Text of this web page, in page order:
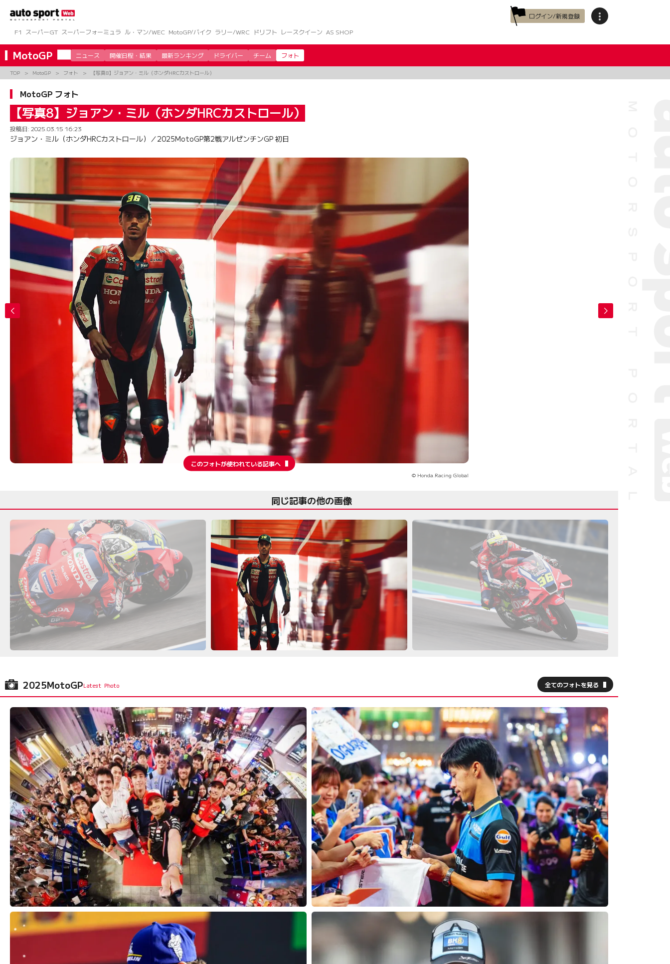
ツ
へ
ス
キ
ッ
ログイン/新規登録
F1
スーパーGT スーパーフォーミュラ ル・マン/WEC MotoGP/バイク ラリー/WRC ドリフト レースクイーン AS SHOP
MotoGP ニュース 開催日程・結果 最新ランキング ドライバー チーム フォト
TOP MotoGP フォト 【写真8】ジョアン・ミル（ホンダHRCカストロール）
MotoGP フォト
【写真8】ジョアン・ミル（ホンダHRCカストロール）
投稿日: 2025.03.15 16:23
ジョアン・ミル（ホンダHRCカストロール）／2025MotoGP第2戦アルゼンチンGP 初日
このフォトが使われている記事へ
© Honda.Racing Global
同じ記事の他の画像
2025MotoGP 全てのフォトを見る